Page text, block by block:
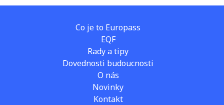
Co je to Europass
EQF
Rady a tipy
Dovednosti budoucnosti
O nás
Novinky
Kontakt